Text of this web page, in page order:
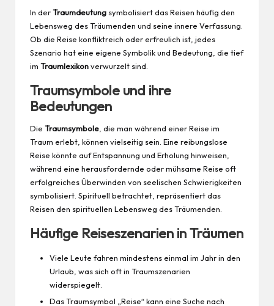
In derTraumdeutung symbolisiert das Reisen häufig den
Lebensweg des Träumenden und seine innere Verfassung.
Ob die Reise konfliktreich oder erfreulich ist, jedes
Szenario hat eine eigene Symbolik und Bedeutung, die tief
im Traumlexikonverwurzelt sind.
Traumsymbole und ihre
Bedeutungen
Die Traumsymbole, die man während einer Reise im
Traum erlebt, können vielseitig sein. Eine reibungslose
Reise könnte auf Entspannung und Erholung hinweisen,
während eine herausfordernde oder mühsame Reise oft
erfolgreiches Überwinden von seelischen Schwierigkeiten
symbolisiert. Spirituell betrachtet, repräsentiert das
Reisen den spirituellen Lebensweg des Träumenden.
Häufige Reiseszenarien in Träumen
Viele Leute fahren mindestens einmal im Jahr in den
Urlaub, was sich oft in Traumszenarien
widerspiegelt.
Das Traumsymbol „Reise“ kann eine Suche nach